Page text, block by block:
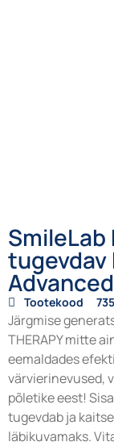
SmileLab
tugevdav
Tootekood
Järgmise
THERAPY mitte
eemaldades
värvierinevused,
põletike eest!
tugevdab ja
läbikuvamaks.